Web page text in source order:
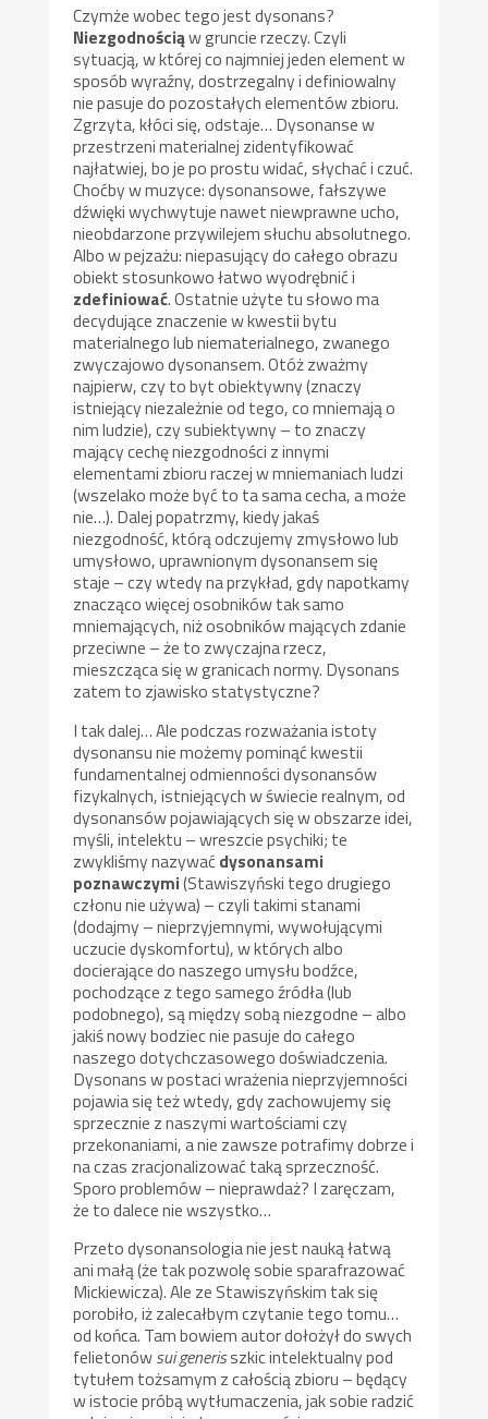
Czymże wobec tego jest dysonans?
Niezgodnościąw gruncie rzeczy. Czyli
sytuacją, w której co najmniej jeden element w
sposób wyraźny, dostrzegalny i definiowalny
nie pasuje do pozostałych elementów zbioru.
Zgrzyta, kłóci się, odstaje… Dysonanse w
przestrzeni materialnej zidentyfikować
najłatwiej, bo je po prostu widać, słychać i czuć.
Choćby w muzyce: dysonansowe, fałszywe
dźwięki wychwytuje nawet niewprawne ucho,
nieobdarzone przywilejem słuchu absolutnego.
Albo w pejzażu: niepasujący do całego obrazu
obiekt stosunkowo łatwo wyodrębnić i
zdefiniować. Ostatnie użyte tu słowo ma
decydujące znaczenie w kwestii bytu
materialnego lub niematerialnego, zwanego
zwyczajowo dysonansem. Otóż zważmy
najpierw, czy to byt obiektywny (znaczy
istniejący niezależnie od tego, co mniemają o
nim ludzie), czy subiektywny – to znaczy
mający cechę niezgodności z innymi
elementami zbioru raczej w mniemaniach ludzi
(wszelako może być to ta sama cecha, a może
nie…). Dalej popatrzmy, kiedy jakaś
niezgodność, którą odczujemy zmysłowo lub
umysłowo, uprawnionym dysonansem się
staje – czy wtedy na przykład, gdy napotkamy
znacząco więcej osobników tak samo
mniemających, niż osobników mających zdanie
przeciwne – że to zwyczajna rzecz,
mieszcząca się w granicach normy. Dysonans
zatem to zjawisko statystyczne?
I tak dalej… Ale podczas rozważania istoty
dysonansu nie możemy pominąć kwestii
fundamentalnej odmienności dysonansów
fizykalnych, istniejących w świecie realnym, od
dysonansów pojawiających się w obszarze idei,
myśli, intelektu – wreszcie psychiki; te
zwykliśmy nazywaćdysonansami
poznawczymi(Stawiszyński tego drugiego
członu nie używa) – czyli takimi stanami
(dodajmy – nieprzyjemnymi, wywołującymi
uczucie dyskomfortu), w których albo
docierające do naszego umysłu bodźce,
pochodzące z tego samego źródła (lub
podobnego), są między sobą niezgodne – albo
jakiś nowy bodziec nie pasuje do całego
naszego dotychczasowego doświadczenia.
Dysonans w postaci wrażenia nieprzyjemności
pojawia się też wtedy, gdy zachowujemy się
sprzecznie z naszymi wartościami czy
przekonaniami, a nie zawsze potrafimy dobrze i
na czas zracjonalizować taką sprzeczność.
Sporo problemów – nieprawdaż? I zaręczam,
że to dalece nie wszystko…
Przeto dysonansologia nie jest nauką łatwą
ani małą (że tak pozwolę sobie sparafrazować
Mickiewicza). Ale ze Stawiszyńskim tak się
porobiło, iż zalecałbym czytanie tego tomu…
od końca. Tam bowiem autor dołożył do swych
felietonówsui generisszkic intelektualny pod
tytułem tożsamym z całością zbioru – będący
w istocie próbą wytłumaczenia, jak sobie radzić